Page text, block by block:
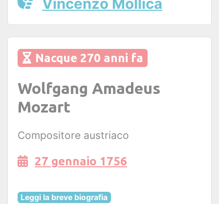
Vincenzo Mollica
Nacque 270 anni fa
Wolfgang Amadeus
Mozart
Compositore austriaco
27 gennaio 1756
Leggi la breve biografia